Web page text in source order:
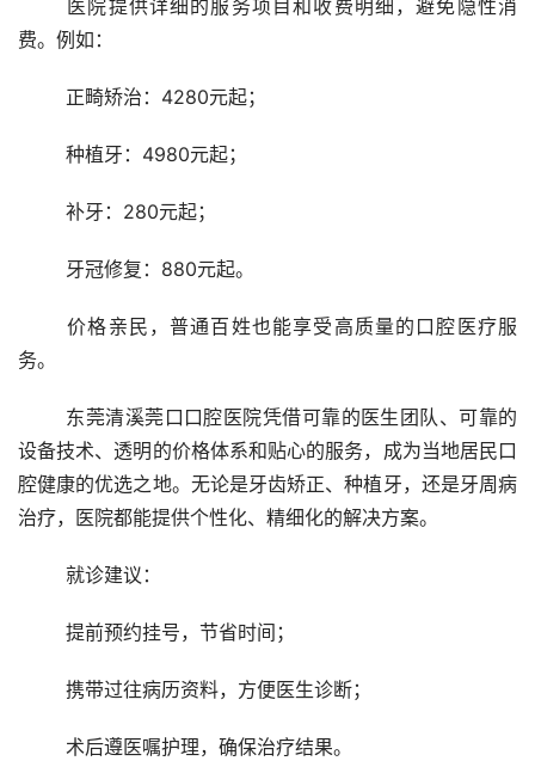
费。例如：
	正畸矫治：4280元起；
	种植牙：4980元起；
	补牙：280元起；
	牙冠修复：880元起。
	价格亲民，普通百姓也能享受高质量的口腔医疗服
务。
设备技术、透明的价格体系和贴心的服务，成为当地居民口
腔健康的优选之地。无论是牙齿矫正、种植牙，还是牙周病
治疗，医院都能提供个性化、精细化的解决方案。
	就诊建议：
	提前预约挂号，节省时间；
	携带过往病历资料，方便医生诊断；
	术后遵医嘱护理，确保治疗结果。